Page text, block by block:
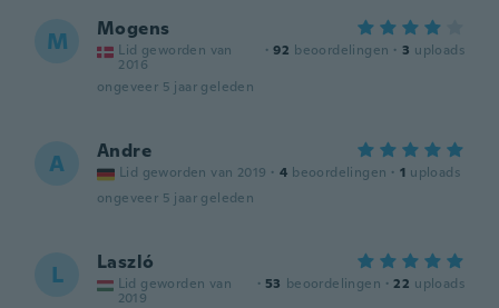
M Mogens
Lid geworden van
2016
· 92 beoordelingen · 3 uploads
ongeveer 5 jaar geleden
A Andre
Lid geworden van 2019 · 4 beoordelingen · 1 uploads
ongeveer 5 jaar geleden
L Laszló
Lid geworden van
2019
· 53 beoordelingen · 22 uploads